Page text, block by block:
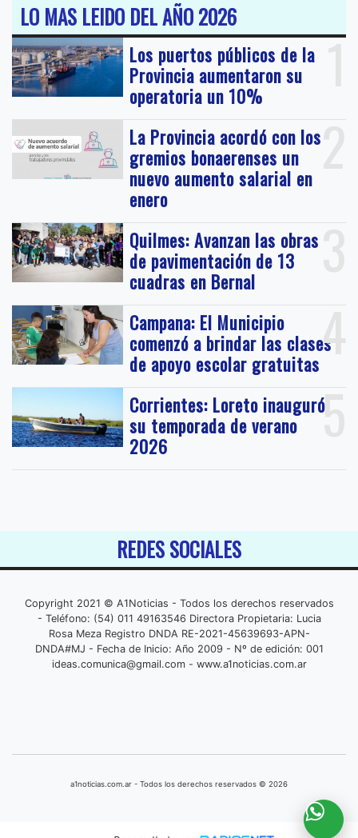
LO MAS LEIDO DEL AÑO 2026
1
Los puertos públicos de la
Provincia aumentaron su
operatoria un 10%
2
La Provincia acordó con los
gremios bonaerenses un
nuevo aumento salarial en
enero
3
Quilmes: Avanzan las obras
de pavimentación de 13
cuadras en Bernal
4
Campana: El Municipio
comenzó a brindar las clases
de apoyo escolar gratuitas
5
Corrientes: Loreto inauguró
su temporada de verano
2026
REDES SOCIALES
Copyright 2021 © A1Noticias - Todos los derechos reservados
- Teléfono: (54) 011 49163546 Directora Propietaria: Lucia
Rosa Meza Registro DNDA RE-2021-45639693-APN-
DNDA#MJ - Fecha de Inicio: Año 2009 - Nº de edición: 001
ideas.comunica@gmail.com- www.a1noticias.com.ar
a1noticias.com.ar - Todos los derechos reservados © 2026